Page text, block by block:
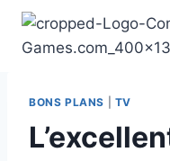
Aller
contenu
BONS PLANS TV